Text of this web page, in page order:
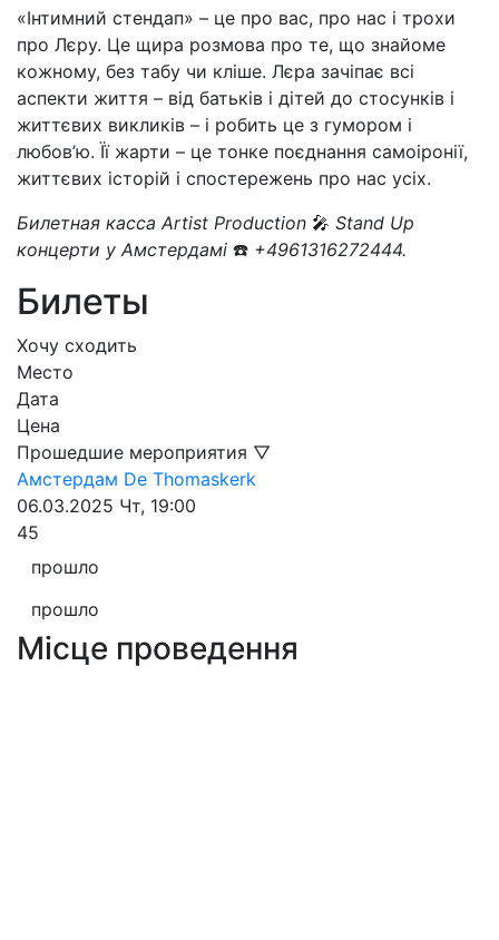
«Інтимний стендап» – це про вас, про нас і трохи
про Лєру. Це щира розмова про те, що знайоме
кожному, без табу чи кліше. Лєра зачіпає всі
аспекти життя – від батьків і дітей до стосунків і
життєвих викликів – і робить це з гумором і
любов’ю. Її жарти – це тонке поєднання самоіронії,
життєвих історій і спостережень про нас усіх.
Билетная касса Artist Production 🎤 Stand Up
концерти у Амстердамі ☎️ +4961316272444.
Билеты
Хочу сходить
Место
Дата
Цена
Прошедшие мероприятия ▽
Амстердам De Thomaskerk
06.03.2025 Чт, 19:00
45
прошло
прошло
Місце проведення